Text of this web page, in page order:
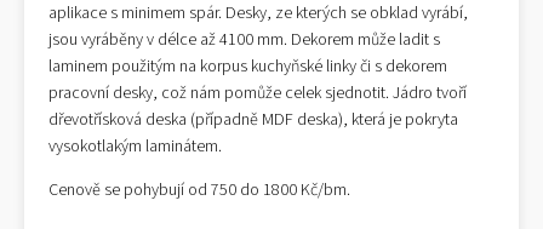
aplikace s minimem spár. Desky, ze kterých se obklad vyrábí,
jsou vyráběny v délce až 4100 mm. Dekorem může ladit s
laminem použitým na korpus kuchyňské linky či s dekorem
pracovní desky, což nám pomůže celek sjednotit. Jádro tvoří
dřevotřísková deska (případně MDF deska), která je pokryta
vysokotlakým laminátem.
Cenově se pohybují od 750 do 1800 Kč/bm.